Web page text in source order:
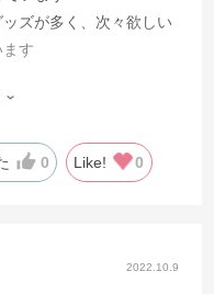
ズが多く、次々欲しい
す
念
0 Like! 0
2022.10.9